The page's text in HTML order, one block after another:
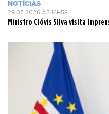
NOTÍCIAS
29.07.2026 ÀS 16H58
Ministro Clóvis Silva visita